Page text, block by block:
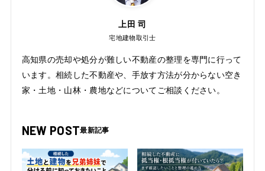
上田 司
宅地建物取引士
高知県の売却や処分が難しい不動産の整理を専門に行って
います。相続した不動産や、手放す方法が分からない空き
家・土地・山林・農地などについてご相談ください。
NEW POST